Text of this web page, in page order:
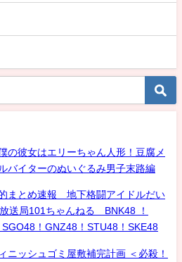
彼女はエリーちゃん人形！豆腐メ
バイターのぬいぐるみ男子末路編
まとめ速報 地下格闘アイドルだい
送局101ちゃんねる BNK48 ！
！GNZ48！STU48！SKE48
ニッシュゴミ屋敷補完計画 ＜必殺！